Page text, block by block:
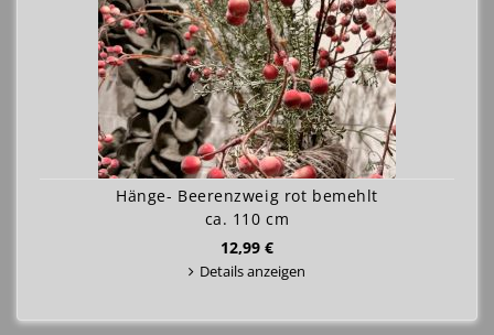
Hänge- Beerenzweig rot bemehlt
ca. 110 cm
12,99 €
Details anzeigen